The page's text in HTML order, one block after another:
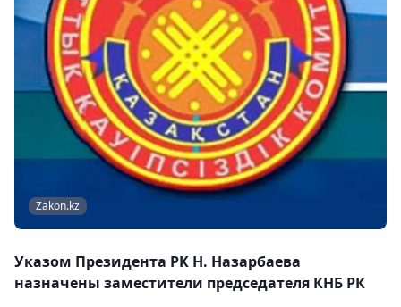
Zakon.kz
Указом Президента РК Н. Назарбаева
назначены заместители председателя КНБ РК